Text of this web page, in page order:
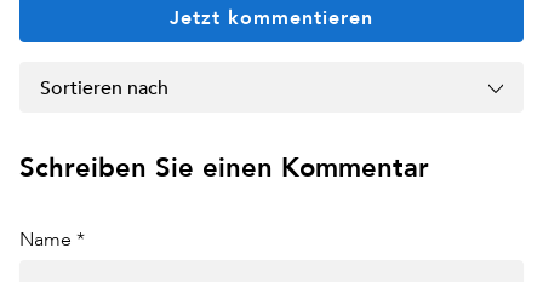
Jetzt kommentieren
Sortieren nach
Schreiben Sie einen Kommentar
Name *